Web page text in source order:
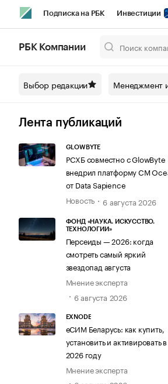
Подписка на РБК Инвестиции
Спецпроекты СПб
Технологии и медиа
РБК Компании
Выбор редакции Менеджмент
Лента публикаций
GLOWBYTE
РСХБ совместно с GlowByte
внедрил платформу CM
от Data Sapience
Новость
6 августа 2026
ФОНД «НАУКА. ИСКУССТВО.
ТЕХНОЛОГИИ»
Персеиды — 2026: когда
смотреть самый яркий
звездопад августа
Мнение эксперта
6 августа 2026
EXNODE
еСИМ Беларусь: как купить,
установить и активировать в
2026 году
Мнение эксперта